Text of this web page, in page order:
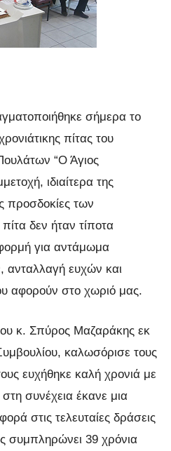
σήμερα το
πίτας του
“Ο Άγιος
ιδιαίτερα της
προσδοκίες των
δεν ήταν τίποτα
για αντάμωμα
ανταλλαγή ευχών και
αφορούν στο χωριό μας.
κ. Σπύρος Μαζαράκης εκ
καλωσόρισε τους
ευχήθηκε καλή χρονιά με
συνέχεια έκανε μια
στις τελευταίες δράσεις
συμπληρώνει 39 χρόνια